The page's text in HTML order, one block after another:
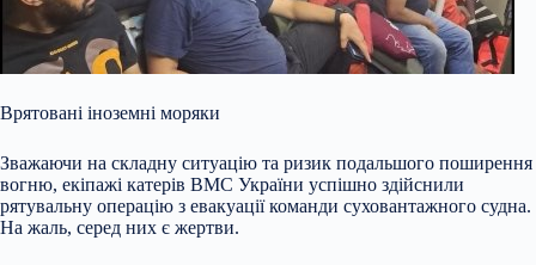
Врятовані іноземні моряки
Зважаючи на складну ситуацію та ризик подальшого поширення
вогню, екіпажі катерів ВМС України успішно здійснили
рятувальну операцію з евакуації команди суховантажного судна.
На жаль, серед них є жертви.